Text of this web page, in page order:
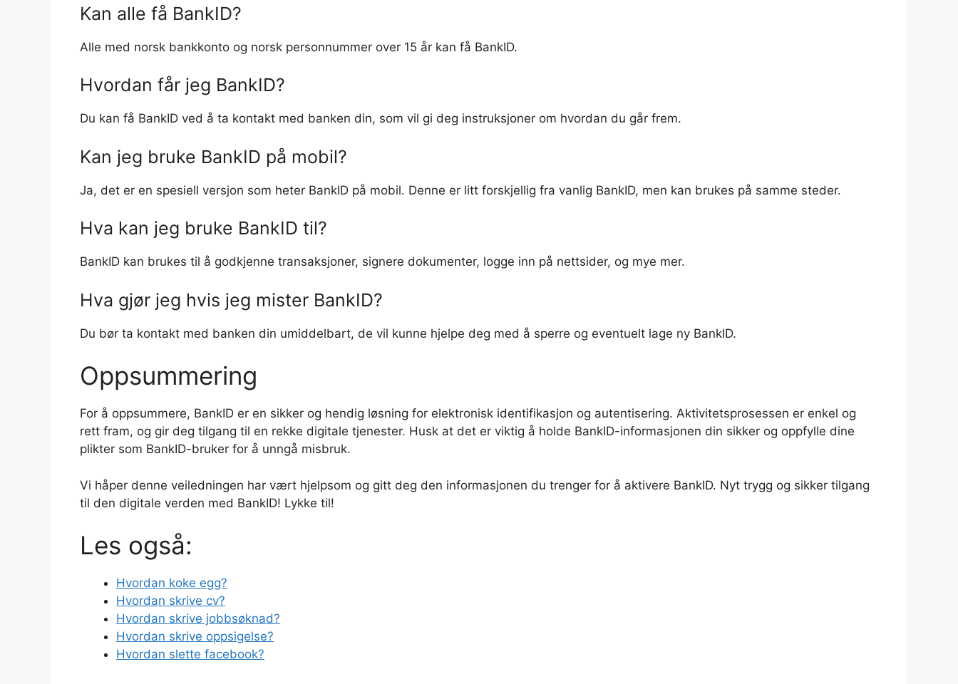
Kan alle få BankID?
Alle med norsk bankkonto og norsk personnummer over 15 år kan få BankID.
Hvordan får jeg BankID?
Du kan få BankID ved å ta kontakt med banken din, som vil gi deg instruksjoner om hvordan du går frem.
Kan jeg bruke BankID på mobil?
Ja, det er en spesiell versjon som heter BankID på mobil. Denne er litt forskjellig fra vanlig BankID, men kan brukes på samme steder.
Hva kan jeg bruke BankID til?
BankID kan brukes til å godkjenne transaksjoner, signere dokumenter, logge inn på nettsider, og mye mer.
Hva gjør jeg hvis jeg mister BankID?
Du bør ta kontakt med banken din umiddelbart, de vil kunne hjelpe deg med å sperre og eventuelt lage ny BankID.
Oppsummering
For å oppsummere, BankID er en sikker og hendig løsning for elektronisk identifikasjon og autentisering. Aktivitetsprosessen er enkel og
rett fram, og gir deg tilgang til en rekke digitale tjenester. Husk at det er viktig å holde BankID-informasjonen din sikker og oppfylle dine
plikter som BankID-bruker for å unngå misbruk.
Vi håper denne veiledningen har vært hjelpsom og gitt deg den informasjonen du trenger for å aktivere BankID. Nyt trygg og sikker tilgang
til den digitale verden med BankID! Lykke til!
Les også:
Hvordan koke egg?
Hvordan skrive cv?
Hvordan skrive jobbsøknad?
Hvordan skrive oppsigelse?
Hvordan slette facebook?